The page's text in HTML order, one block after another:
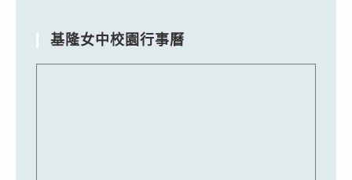
基隆女中校園行事曆